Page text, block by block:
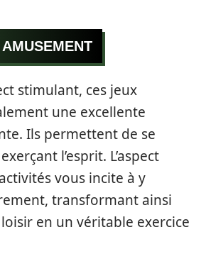
stimulant, ces jeux
une excellente
Ils permettent de se
l’esprit. L’aspect
vous incite à y
transformant ainsi
en un véritable exercice